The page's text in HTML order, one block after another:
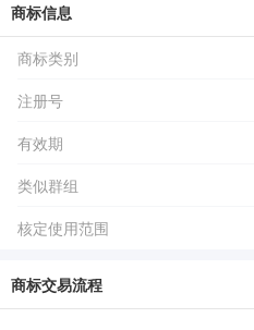
商标信息
商标类别
注册号
有效期
类似群组
核定使用范围
商标交易流程